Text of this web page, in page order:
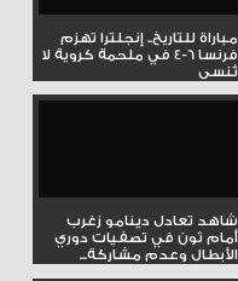
مباراة للتاريخ.. إنجلترا تهزم
فرنسا 6-4 في ملحمة كروية لا
تُنسى
شاهد تعادل دينامو زغرب
أمام ثون في تصفيات دوري
الأبطال وعدم مشاركة...